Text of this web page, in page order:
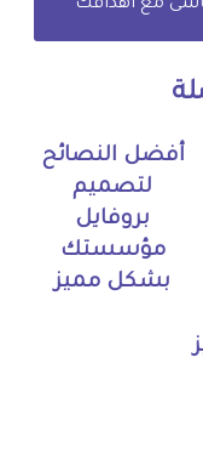
مع أهدافك
أفضل النصائح
لتصميم
بروفايل
مؤسستك
بشكل مميز